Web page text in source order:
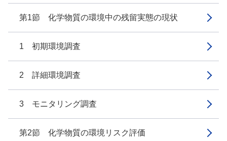
第1節 化学物質の環境中の残留実態の現状
1 初期環境調査
2 詳細環境調査
3 モニタリング調査
第2節 化学物質の環境リスク評価